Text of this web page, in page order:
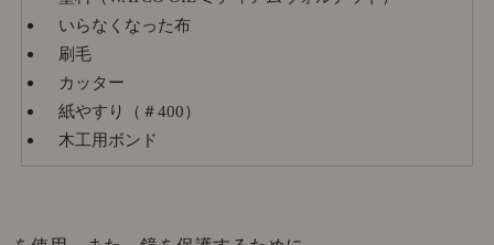
いらなくなった布
刷毛
カッター
紙やすり（＃400）
木工用ボンド